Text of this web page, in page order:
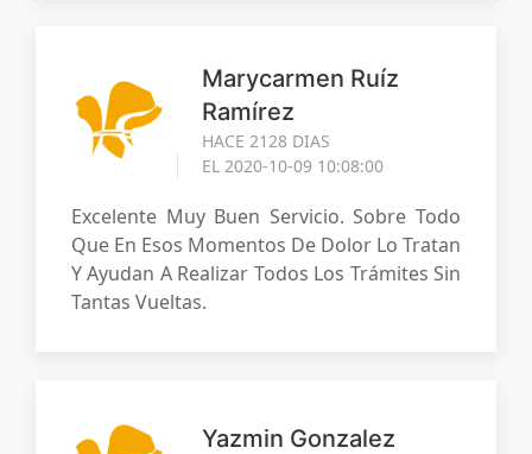
Marycarmen Ruíz
Ramírez
HACE 2128 DIAS
EL 2020-10-09 10:08:00
Excelente Muy Buen Servicio. Sobre Todo
Que En Esos Momentos De Dolor Lo Tratan
Y Ayudan A Realizar Todos Los Trámites Sin
Tantas Vueltas.
Yazmin Gonzalez